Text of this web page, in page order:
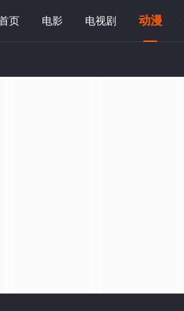
页 电影 电视剧 动漫